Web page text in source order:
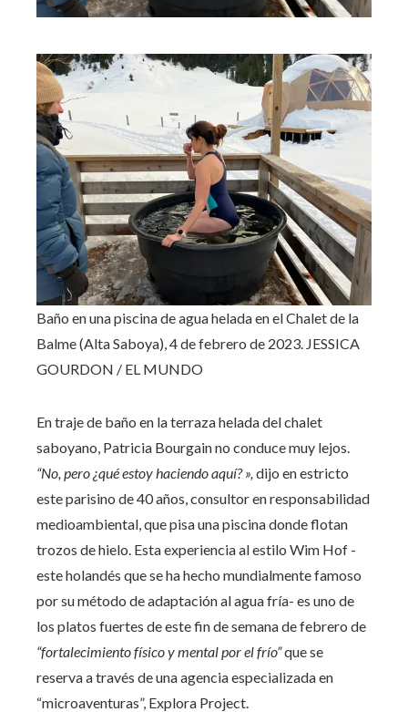
Baño en una piscina de agua helada en el Chalet de la
Balme (Alta Saboya), 4 de febrero de 2023. JESSICA
GOURDON / EL MUNDO
En traje de baño en la terraza helada del chalet
saboyano, Patricia Bourgain no conduce muy lejos.
“No, pero ¿qué estoy haciendo aquí? », dijo en estricto
este parisino de 40 años, consultor en responsabilidad
medioambiental, que pisa una piscina donde flotan
trozos de hielo. Esta experiencia al estilo Wim Hof ​​-
este holandés que se ha hecho mundialmente famoso
por su método de adaptación al agua fría- es uno de
los platos fuertes de este fin de semana de febrero de
“fortalecimiento físico y mental por el frío”que se
reserva a través de una agencia especializada en
“microaventuras”, Explora Project.